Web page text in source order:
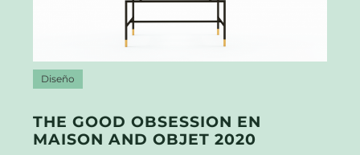
Diseño
THE GOOD OBSESSION EN
MAISON AND OBJET 2020